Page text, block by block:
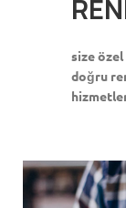
size
doğru